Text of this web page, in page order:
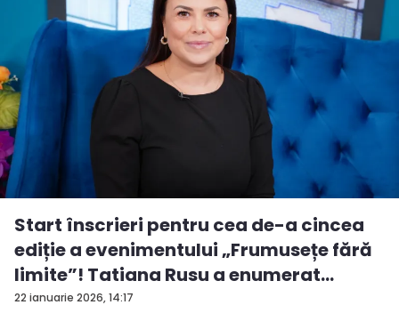
22 ianuarie 2026, 14:17
Start înscrieri pentru cea de-a cincea
ediție a evenimentului „Frumusețe fără
limite”! Tatiana Rusu a enumerat
criter...